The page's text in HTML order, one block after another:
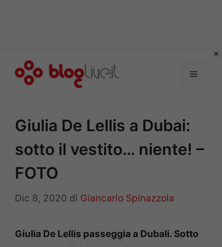
Menu
Giulia De Lellis a Dubai:
sotto il vestito… niente! –
FOTO
Dic 8, 2020 di Giancarlo Spinazzola
Giulia De Lellis passeggia a Dubali. Sotto